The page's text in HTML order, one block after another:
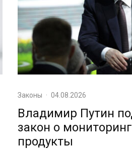
Законы · 04.08.2026
Владимир Путин
закон о
продукты